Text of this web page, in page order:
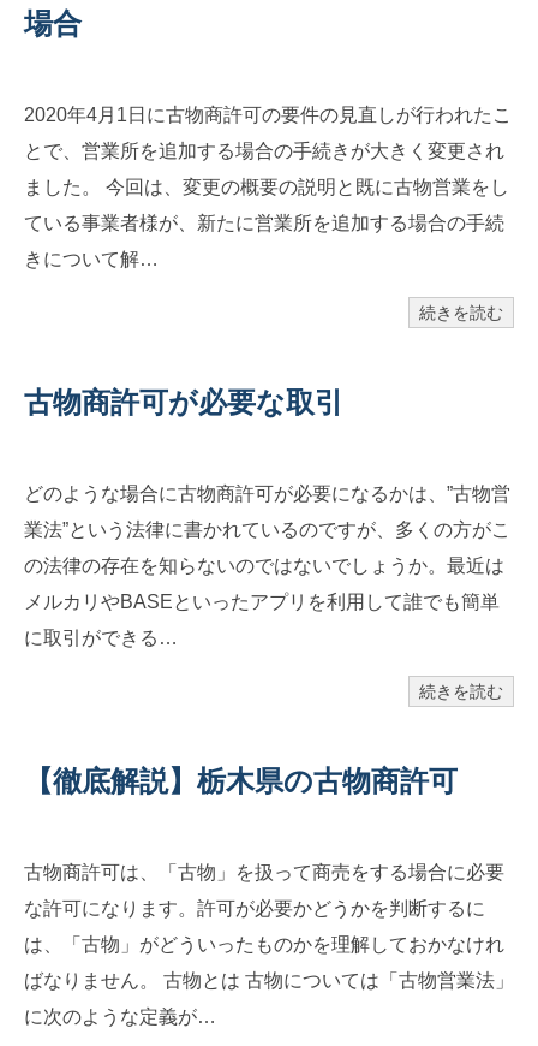
場合
2020年4月1日に古物商許可の要件の見直しが行われたこ
とで、営業所を追加する場合の手続きが大きく変更され
ました。 今回は、変更の概要の説明と既に古物営業をし
ている事業者様が、新たに営業所を追加する場合の手続
きについて解…
続きを読む
古物商許可が必要な取引
どのような場合に古物商許可が必要になるかは、”古物営
業法”という法律に書かれているのですが、多くの方がこ
の法律の存在を知らないのではないでしょうか。最近は
メルカリやBASEといったアプリを利用して誰でも簡単
に取引ができる…
続きを読む
【徹底解説】栃木県の古物商許可
古物商許可は、「古物」を扱って商売をする場合に必要
な許可になります。許可が必要かどうかを判断するに
は、「古物」がどういったものかを理解しておかなけれ
ばなりません。 古物とは 古物については「古物営業法」
に次のような定義が…